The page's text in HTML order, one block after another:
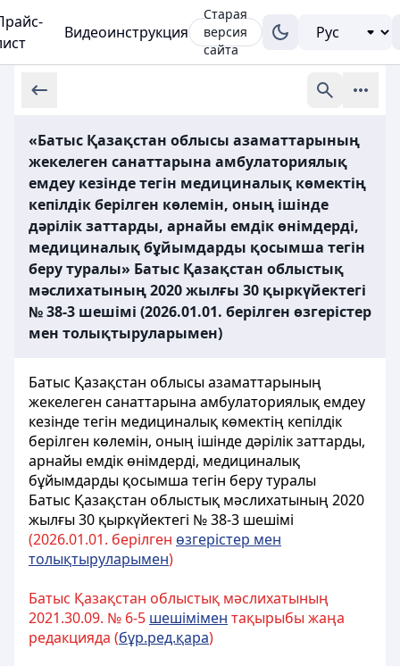
Видеоинструкция
Старая
версия
сайта
«Батыс Қазақстан облысы азаматтарының
жекелеген санаттарына амбулаториялық
емдеу кезінде тегін медициналық көмектің
кепілдік берілген көлемін, оның ішінде
дәрілік заттарды, арнайы емдік өнімдерді,
медициналық бұйымдарды қосымша тегін
беру туралы» Батыс Қазақстан облыстық
мәслихатының 2020 жылғы 30 қыркүйектегі
№ 38-3 шешімі (2026.01.01. берілген өзгерістер
мен толықтыруларымен)
Батыс Қазақстан облысы азаматтарының
жекелеген санаттарына амбулаториялық емдеу
кезінде тегін медициналық көмектің кепілдік
берілген көлемін, оның ішінде дәрілік заттарды,
арнайы емдік өнімдерді, медициналық
бұйымдарды қосымша тегін беру туралы
Батыс Қазақстан облыстық мәслихатының 2020
жылғы 30 қыркүйектегі № 38-3 шешімі
(2026.01.01. берілген өзгерістер мен
толықтыруларымен)
Батыс Қазақстан облыстық мәслихатының
2021.30.09. № 6-5 шешімімен тақырыбы жаңа
редакцияда (бұр.ред.қара)